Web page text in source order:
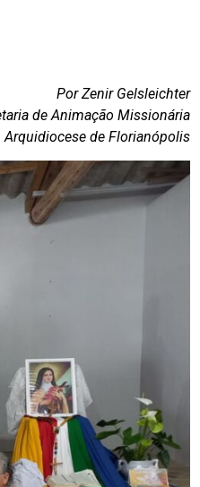
Por Zenir Gelsleichter
de Animação Missionária
Arquidiocese de Florianópolis